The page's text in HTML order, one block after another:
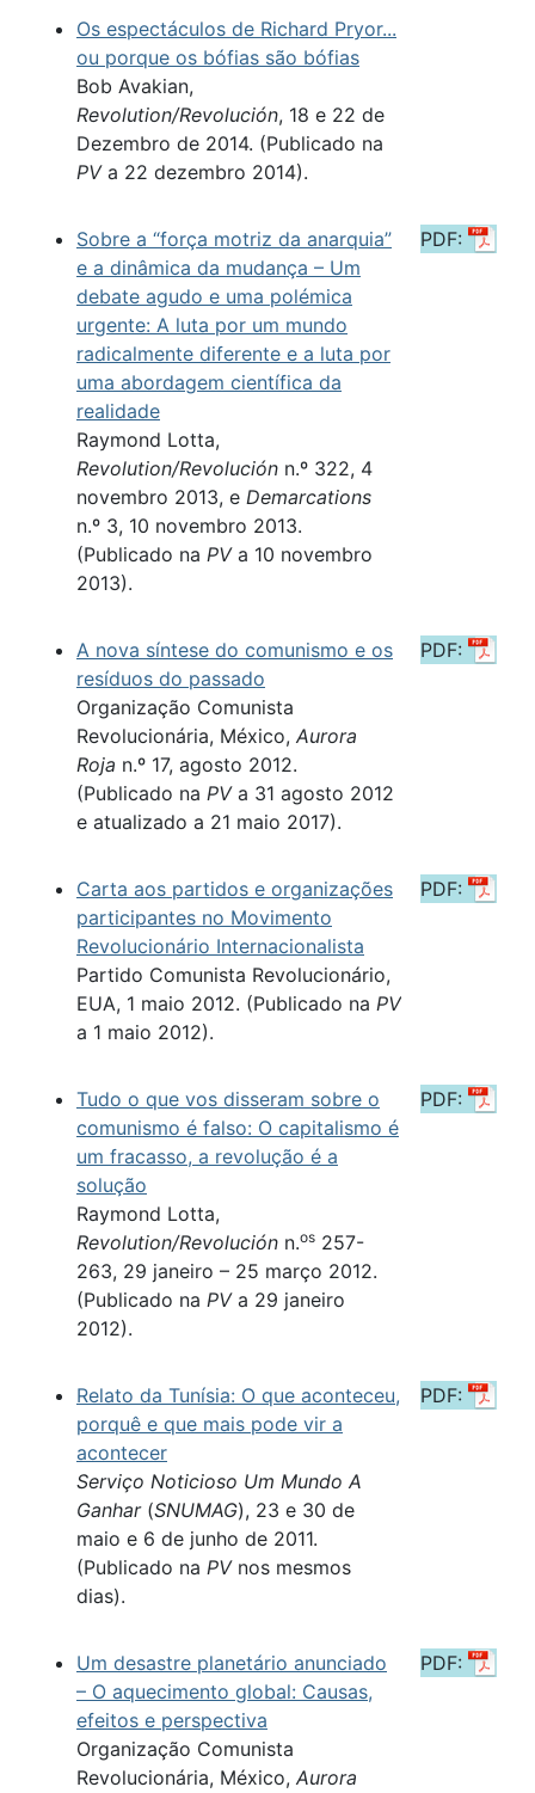
Os espectáculos de Richard Pryor...
ou porque os bófias são bófias
Bob Avakian,
Revolution/Revolución, 18 e 22 de
Dezembro de 2014. (Publicado na
PVa 22 dezembro 2014).
PDF:
Sobre a “força motriz da anarquia”
e a dinâmica da mudança – Um
debate agudo e uma polémica
urgente: A luta por um mundo
radicalmente diferente e a luta por
uma abordagem científica da
realidade
Raymond Lotta,
Revolution/Revolución n.º 322, 4
novembro 2013, e Demarcations
n.º 3, 10 novembro 2013.
(Publicado na PVa 10 novembro
2013).
PDF:
A nova síntese do comunismo e os
resíduos do passado
Organização Comunista
Revolucionária, México, Aurora
Roja n.º 17, agosto 2012.
(Publicado na PVa 31 agosto 2012
e atualizado a 21 maio 2017).
PDF:
Carta aos partidos e organizações
participantes no Movimento
Revolucionário Internacionalista
Partido Comunista Revolucionário,
EUA, 1 maio 2012. (Publicado na PV
a 1 maio 2012).
PDF:
Tudo o que vos disseram sobre o
comunismo é falso: O capitalismo é
um fracasso, a revolução é a
solução
Raymond Lotta,
Revolution/Revolución n.os 257-
263, 29 janeiro – 25 março 2012.
(Publicado na PVa 29 janeiro
2012).
PDF:
Relato da Tunísia: O que aconteceu,
porquê e que mais pode vir a
acontecer
Serviço Noticioso Um Mundo A
Ganhar(SNUMAG), 23 e 30 de
maio e 6 de junho de 2011.
(Publicado na PVnos mesmos
dias).
PDF:
Um desastre planetário anunciado
– O aquecimento global: Causas,
efeitos e perspectiva
Organização Comunista
Revolucionária, México, Aurora